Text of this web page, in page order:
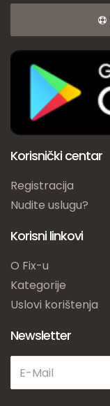
Korisnički centar
Registracija
Nudite uslugu?
Korisni linkovi
O Fix-u
Kategorije
Uslovi korištenja
Newsletter